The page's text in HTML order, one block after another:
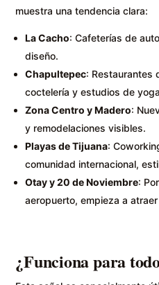
muestra una tendencia clara:
La Cacho: Cafeterías de
diseño.
Chapultepec: Restaurantes
coctelería y estudios de
Zona Centro y Madero:
y remodelaciones visibles.
Playas de Tijuana:
comunidad internacional,
Otay y 20 de Noviembre:
aeropuerto, empieza a
¿Funciona para